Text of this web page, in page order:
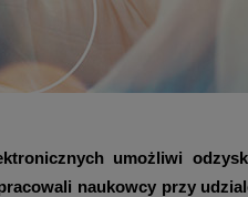
umożliwi
naukowcy przy